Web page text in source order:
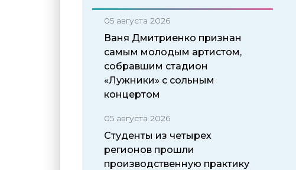
05 августа 2026
Ваня Дмитриенко признан
самым молодым артистом,
собравшим стадион
«Лужники» с сольным
концертом
05 августа 2026
Студенты из четырех
регионов прошли
производственную практику